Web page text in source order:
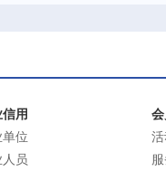
用
单位
人员